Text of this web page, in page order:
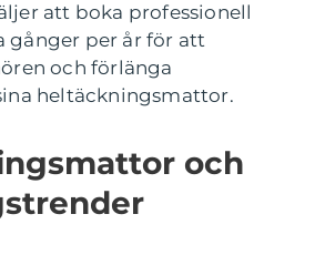
att boka professionell
gånger per år för att
och förlänga
heltäckningsmattor.
och